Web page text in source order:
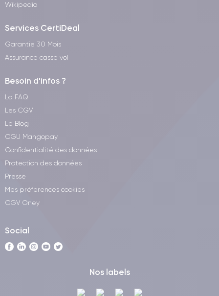
Wikipedia
Services CertiDeal
Garantie 30 Mois
Assurance casse vol
Besoin d'infos ?
La FAQ
Les CGV
Le Blog
CGU Mangopay
Confidentialité des données
Protection des données
Presse
Mes préferences cookies
CGV Oney
Social
Nos labels